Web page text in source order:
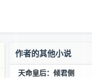
作者的其他小说
天命皇后：倾君侧